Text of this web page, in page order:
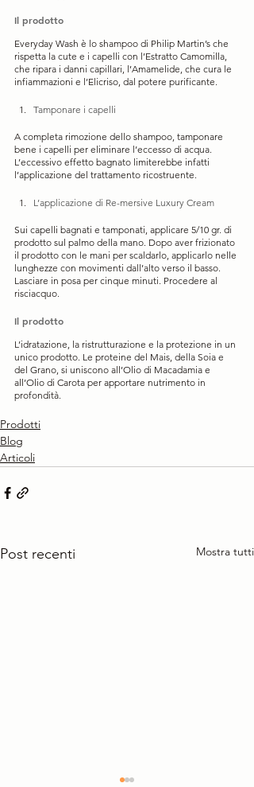
Il prodotto
Everyday Wash è lo shampoo di Philip Martin’s che
rispetta la cute e i capelli con l’Estratto Camomilla,
che ripara i danni capillari, l’Amamelide, che cura le
infiammazioni e l’Elicriso, dal potere purificante.
Tamponare i capelli
A completa rimozione dello shampoo, tamponare
bene i capelli per eliminare l’eccesso di acqua.
L’eccessivo effetto bagnato limiterebbe infatti
l’applicazione del trattamento ricostruente.
L’applicazione di Re-mersive Luxury Cream
Sui capelli bagnati e tamponati, applicare 5/10 gr. di
prodotto sul palmo della mano. Dopo aver frizionato
il prodotto con le mani per scaldarlo, applicarlo nelle
lunghezze con movimenti dall’alto verso il basso.
Lasciare in posa per cinque minuti. Procedere al
risciacquo.
Il prodotto
L’idratazione, la ristrutturazione e la protezione in un
unico prodotto. Le proteine del Mais, della Soia e
del Grano, si uniscono all’Olio di Macadamia e
all’Olio di Carota per apportare nutrimento in
profondità.
Prodotti
Blog
Articoli
Post recenti Mostra tutti